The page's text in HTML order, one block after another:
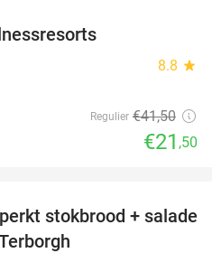
8.8 star
Regulier €41,50
€21 ,50
44%
stokbrood + salade